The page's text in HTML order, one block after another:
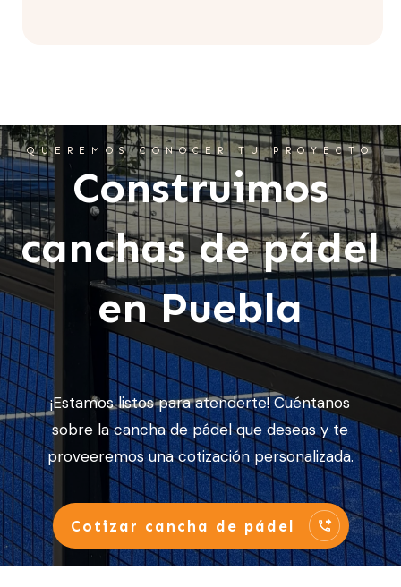
QUEREMOS CONOCER TU PROYECTO
Construimos
canchas de pádel
en Puebla
¡Estamos listos para atenderte! Cuéntanos
sobre la cancha de pádel que deseas y te
proveeremos una cotización personalizada.
Cotizar cancha de pádel